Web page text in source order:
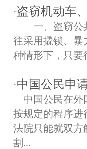
·盗窃机动车
一、盗窃公
往采用撬锁、暴
种情形下，只要
·中国公民申
中国公民在
按规定的程序进
法院只能就双方
割...